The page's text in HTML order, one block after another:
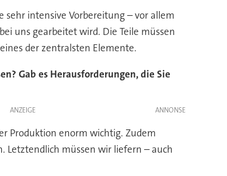
intensive Vorbereitung – vor allem
uns gearbeitet wird. Die Teile müssen
der zentralsten Elemente.
Gab es Herausforderungen, die Sie
ANZEIGE
Produktion enorm wichtig. Zudem
Letztendlich müssen wir liefern – auch